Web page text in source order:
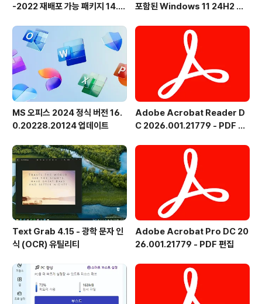
-2022 재배포 가능 패키지 14.5
포함된 Windows 11 24H2 및
출시
MS 오피스 2024 정식 버전 16.
0.20228.20124 업데이트
Adobe Acrobat Reader D
C 2026.001.21779 - PDF 뷰
Text Grab 4.15 - 광학 문자 인
식 (OCR) 유틸리티
Adobe Acrobat Pro DC 20
26.001.21779 - PDF 편집